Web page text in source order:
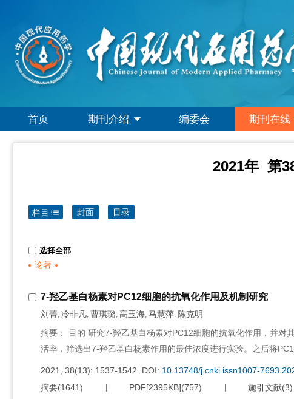
首页 期刊介绍 编委会 期刊在线
2021年 第
栏目 封面 目录
选择全部
论著
7-羟乙基白杨素对PC12细胞的抗氧化作用及机制研究
刘菁, 冷非凡, 曹琪璐, 高玉海, 马慧萍, 陈克明
摘要： 目的 研究7-羟乙基白杨素对PC12细胞的抗氧化作用，并对
活率，筛选出7-羟乙基白杨素作用的最佳浓度进行实验。之后将
2021, 38(13): 1537-1542. DOI: 10.13748/j.cnki.issn1007-
摘要(1641) PDF[2395KB](757) 施引文献(3)